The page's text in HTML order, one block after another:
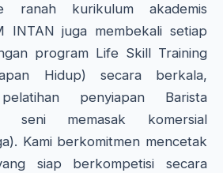
ranah kurikulum akademis
INTAN juga membekali setiap
program Life Skill Training
Hidup) secara berkala,
penyiapan Barista
seni memasak komersial
Kami berkomitmen mencetak
siap berkompetisi secara